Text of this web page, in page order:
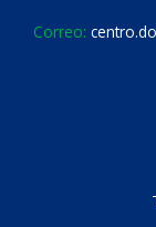
Correo: